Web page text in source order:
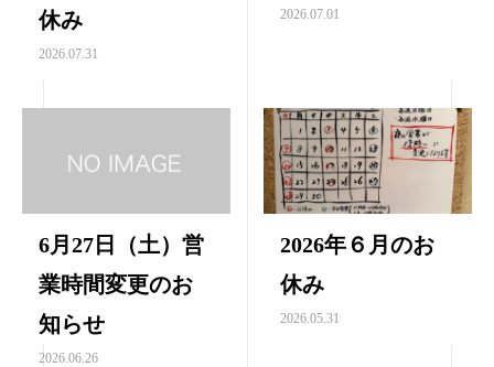
休み
2026.07.31
2026.07.01
6月27日（土）営
業時間変更のお
知らせ
2026.06.26
2026年６月のお
休み
2026.05.31